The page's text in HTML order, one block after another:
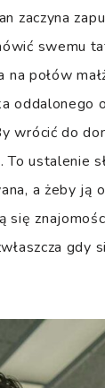
zaczyna
swemu
połów
do
ustalenie
a żeby ją
się
gdy